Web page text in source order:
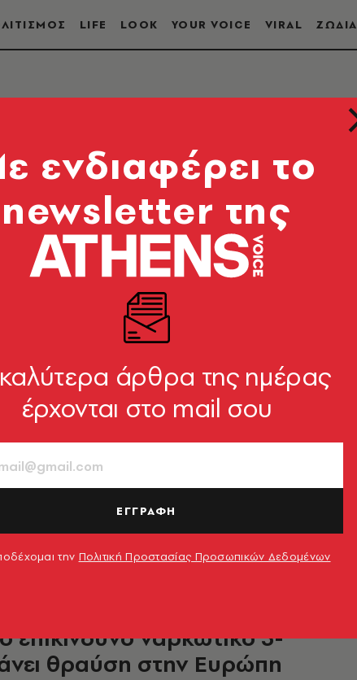
LIFE LOOK YOUR VOICE VIRAL ΖΩΔΙΑ
10 κιλά ηρωίνη στις
και η 32χρονη σύζυγός του
επικίνδυνο ναρκωτικό 3-
θραύση στην Ευρώπη
ενδιαφέρει το
newsletter της
άρθρα της ημέρας
έρχονται στο mail σου
ΕΓΓΡΑΦΗ
την Πολιτική Προστασίας Προσωπικών Δεδομένων